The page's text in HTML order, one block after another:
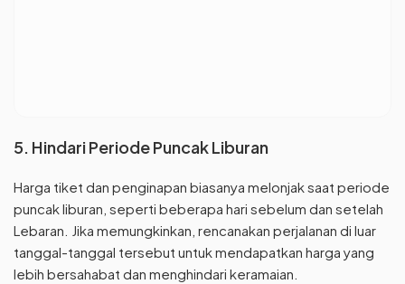
5. Hindari Periode Puncak Liburan
Harga tiket dan penginapan biasanya melonjak saat periode
puncak liburan, seperti beberapa hari sebelum dan setelah
Lebaran. Jika memungkinkan, rencanakan perjalanan di luar
tanggal-tanggal tersebut untuk mendapatkan harga yang
lebih bersahabat dan menghindari keramaian.